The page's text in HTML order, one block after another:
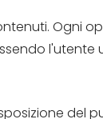
Ogni
l'utente
del